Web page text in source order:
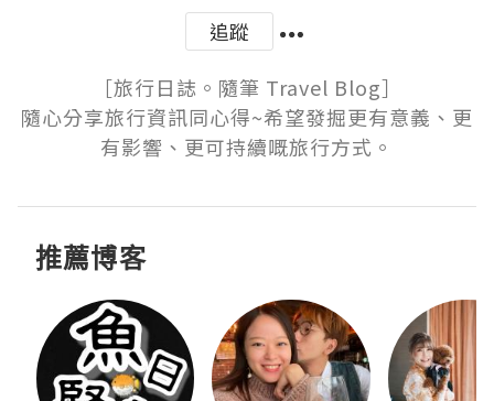
追蹤
［旅行日誌。隨筆 Travel Blog］
隨心分享旅行資訊同心得~希望發掘更有意義、更
有影響、更可持續嘅旅行方式。
推薦博客